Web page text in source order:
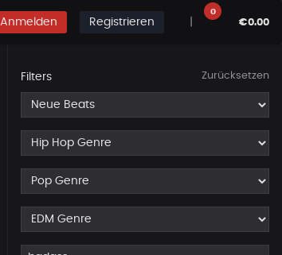
Anmelden Registrieren
0
€0.00
Filters Zurücksetzen